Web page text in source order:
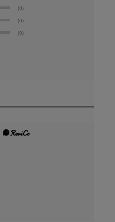
(0)
(0)
(0)